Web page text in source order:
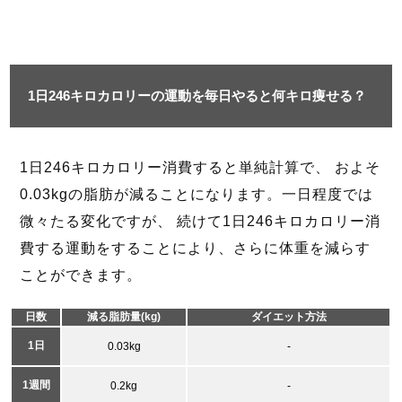
1日246キロカロリーの運動を毎日やると何キロ痩せる？
1日246キロカロリー消費すると単純計算で、 およそ
0.03kgの脂肪が減ることになります。一日程度では
微々たる変化ですが、 続けて1日246キロカロリー消
費する運動をすることにより、さらに体重を減らす
ことができます。
日数 減る脂肪量(kg) ダイエット方法
1日 0.03kg -
1週間 0.2kg -